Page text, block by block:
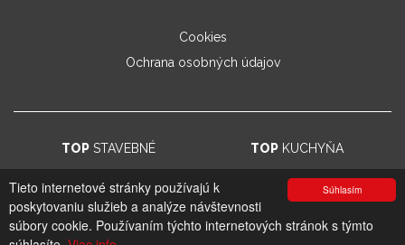
Súhlasím
Tieto internetové stránky používajú k
poskytovaniu služieb a analýze návštevnosti
súbory cookie. Používaním týchto internetových stránok s týmto
Cookies
Ochrana osobných údajov
TOPSTAVEBNÉ TOP KUCHYŇA
© 2026. UV GROUP s.r.o. | Created by CTS Europe s.r.o.